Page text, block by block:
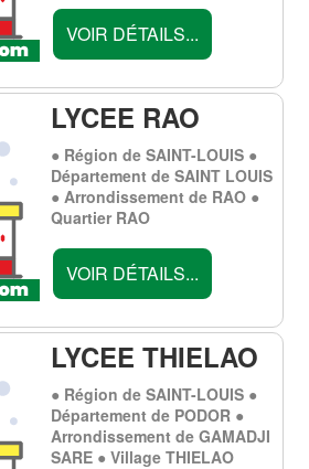
VOIR DÉTAILS...
LYCEE RAO
● Région de SAINT-LOUIS ●
Département de SAINT LOUIS
● Arrondissement de RAO ●
Quartier RAO
VOIR DÉTAILS...
LYCEE THIELAO
● Région de SAINT-LOUIS ●
Département de PODOR ●
Arrondissement de GAMADJI
SARE ● Village THIELAO